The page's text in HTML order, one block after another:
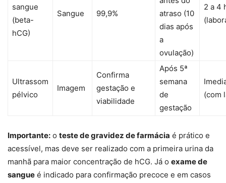
sangue
(beta-
hCG)
Sangue 99,9%
atraso (10
dias após
a
ovulação)
2 a 4
Ultrassom
pélvico
Imagem
Confirma
gestação e
viabilidade
Após 5ª
semana
de
gestação
(com
Importante: o teste de gravidez de farmácia é prático e
acessível, mas deve ser realizado com a primeira urina da
manhã para maior concentração de hCG. Já o exame de
sangue é indicado para confirmação precoce e em casos